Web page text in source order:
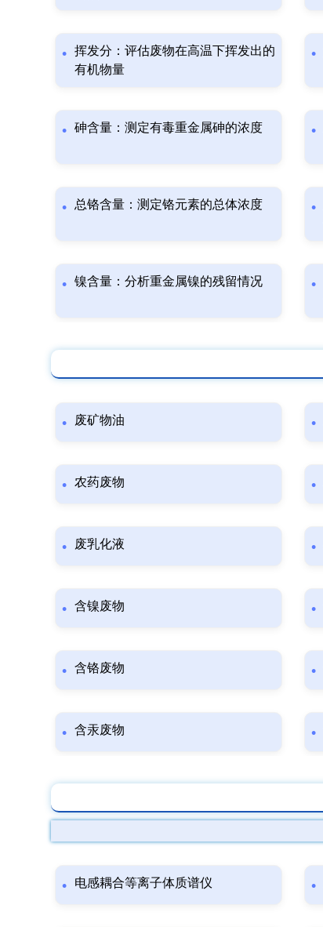
挥发分：评估废物在高温下挥发出的
有机物量
砷含量：测定有毒重金属砷的浓度
总铬含量：测定铬元素的总体浓度
镍含量：分析重金属镍的残留情况
废矿物油
农药废物
废乳化液
含镍废物
含铬废物
含汞废物
电感耦合等离子体质谱仪